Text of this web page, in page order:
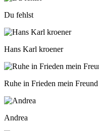
Du fehlst
Hans Karl kroener
Ruhe in Frieden mein Freund
Andrea